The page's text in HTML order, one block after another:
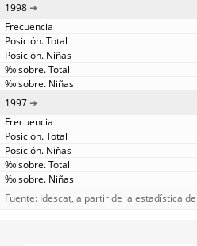
1998
1997
Fuente: Idescat, a partir de la estadística